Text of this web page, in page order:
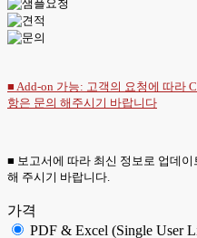
■ Add-on 가능: 고객의 요청에 따라
항은 문의 해주시기 바랍니다
■ 보고서에 따라 최신 정보로 업데
해 주시기 바랍니다.
가격
PDF & Excel (Single User